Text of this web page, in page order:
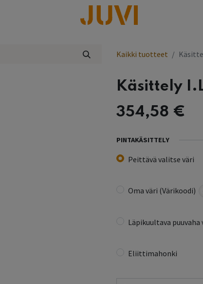
Kaikki tuotteet
Käsittely
354,58 €
PINTAKÄSITTELY
Peittävä valitse väri
Oma väri (Värikoodi)
Läpikuultava puuvaha
Eliittimahonki